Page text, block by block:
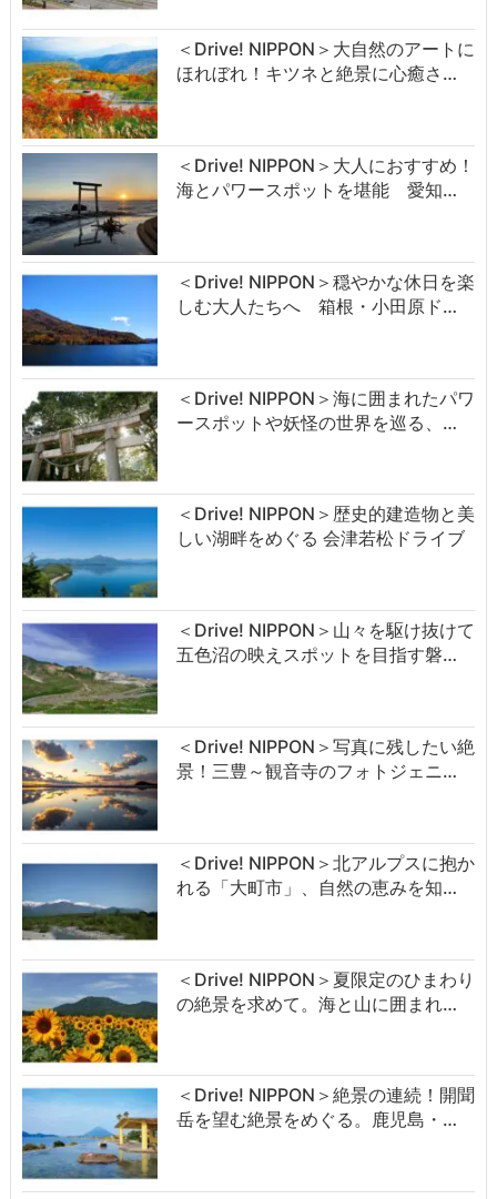
＜Drive! NIPPON＞大自然のアートに
ほれぼれ！キツネと絶景に心癒さ…
＜Drive! NIPPON＞大人におすすめ！
海とパワースポットを堪能 愛知…
＜Drive! NIPPON＞穏やかな休日を楽
しむ大人たちへ 箱根・小田原ド…
＜Drive! NIPPON＞海に囲まれたパワ
ースポットや妖怪の世界を巡る、…
＜Drive! NIPPON＞歴史的建造物と美
しい湖畔をめぐる 会津若松ドライブ
＜Drive! NIPPON＞山々を駆け抜けて
五色沼の映えスポットを目指す磐…
＜Drive! NIPPON＞写真に残したい絶
景！三豊～観音寺のフォトジェニ…
＜Drive! NIPPON＞北アルプスに抱か
れる「大町市」、自然の恵みを知…
＜Drive! NIPPON＞夏限定のひまわり
の絶景を求めて。海と山に囲まれ…
＜Drive! NIPPON＞絶景の連続！開聞
岳を望む絶景をめぐる。鹿児島・…